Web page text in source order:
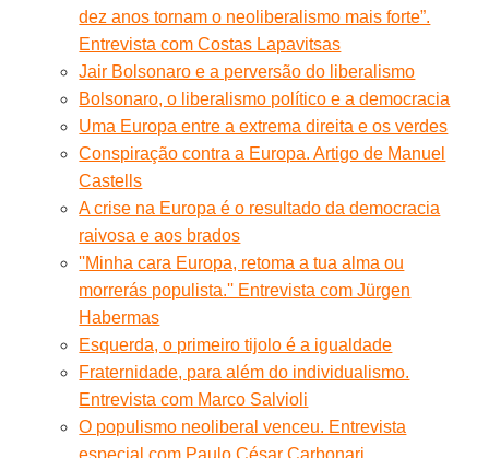
dez anos tornam o neoliberalismo mais forte”.
Entrevista com Costas Lapavitsas
Jair Bolsonaro e a perversão do liberalismo
Bolsonaro, o liberalismo político e a democracia
Uma Europa entre a extrema direita e os verdes
Conspiração contra a Europa. Artigo de Manuel
Castells
A crise na Europa é o resultado da democracia
raivosa e aos brados
''Minha cara Europa, retoma a tua alma ou
morrerás populista.'' Entrevista com Jürgen
Habermas
Esquerda, o primeiro tijolo é a igualdade
Fraternidade, para além do individualismo.
Entrevista com Marco Salvioli
O populismo neoliberal venceu. Entrevista
especial com Paulo César Carbonari